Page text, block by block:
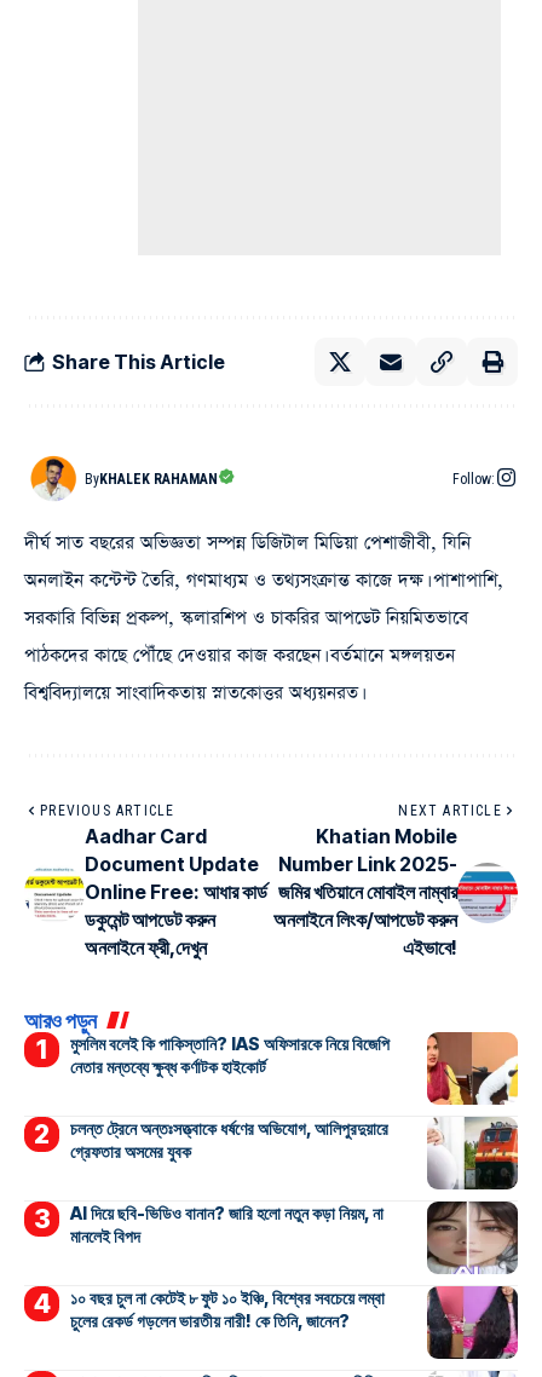
Share This Article
ByKHALEK RAHAMAN Follow:
দীর্ঘ সাত বছরের অভিজ্ঞতা সম্পন্ন ডিজিটাল মিডিয়া পেশাজীবী, যিনি
অনলাইন কন্টেন্ট তৈরি, গণমাধ্যম ও তথ্যসংক্রান্ত কাজে দক্ষ। পাশাপাশি,
সরকারি বিভিন্ন প্রকল্প, স্কলারশিপ ও চাকরির আপডেট নিয়মিতভাবে
পাঠকদের কাছে পৌঁছে দেওয়ার কাজ করছেন। বর্তমানে মঙ্গলয়তন
বিশ্ববিদ্যালয়ে সাংবাদিকতায় স্নাতকোত্তর অধ্যয়নরত।
PREVIOUS ARTICLE
Aadhar Card
Document Update
Online Free: আধার কার্ড
ডকুমেন্ট আপডেট করুন
অনলাইনে ফ্রী,দেখুন
NEXT ARTICLE
Khatian Mobile
Number Link 2025-
জমির খতিয়ানে মোবাইল নাম্বার
অনলাইনে লিংক/আপডেট করুন
এইভাবে!
আরও পড়ুন
মুসলিম বলেই কি পাকিস্তানি? IAS অফিসারকে নিয়ে বিজেপি
নেতার মন্তব্যে ক্ষুব্ধ কর্ণাটক হাইকোর্ট
চলন্ত ট্রেনে অন্তঃসত্ত্বাকে ধর্ষণের অভিযোগ, আলিপুরদুয়ারে
গ্রেফতার অসমের যুবক
AI দিয়ে ছবি-ভিডিও বানান? জারি হলো নতুন কড়া নিয়ম, না
মানলেই বিপদ
১০ বছর চুল না কেটেই ৮ ফুট ১০ ইঞ্চি, বিশ্বের সবচেয়ে লম্বা
চুলের রেকর্ড গড়লেন ভারতীয় নারী! কে তিনি, জানেন?